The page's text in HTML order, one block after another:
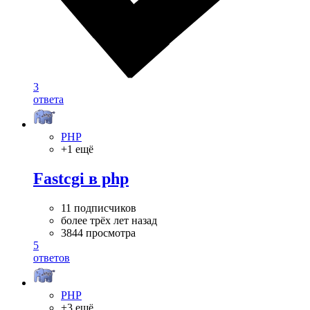
3
ответа
PHP
+1 ещё
Fastcgi в php
11 подписчиков
более трёх лет назад
3844 просмотра
5
ответов
PHP
+3 ещё